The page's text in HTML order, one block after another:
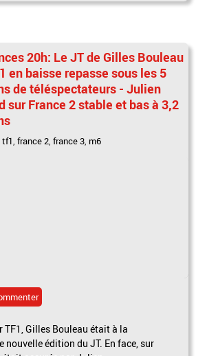
20h: Le JT de Gilles Bouleau
en baisse repasse sous les 5
de téléspectateurs - Julien
sur France 2 stable et bas à 3,2
tf1,france 2,france 3, m6
TF1, Gilles Bouleau était à la
nouvelle édition du JT. En face, sur